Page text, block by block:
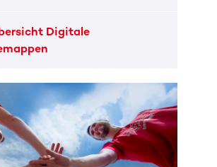
Digitale